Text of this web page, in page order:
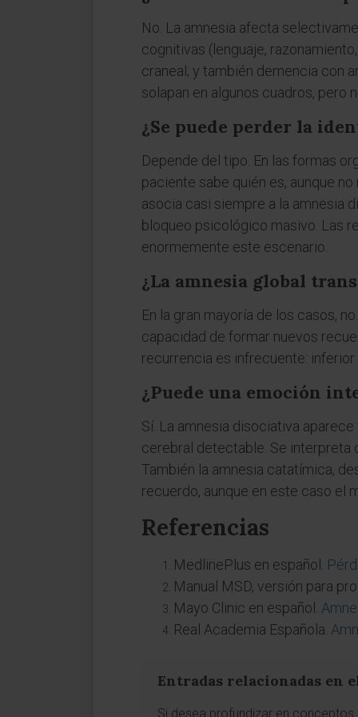
No. La amnesia afecta
cognitivas (lenguaje,
craneal; y también demencia con
solapan en algunos cuadros, pero
¿Se puede perder la
Depende del tipo. En las formas
paciente sabe quién es, aunque
asocia casi siempre a la amnesia
bloqueo psicológico masivo. Las
enormemente este escenario.
¿La amnesia global
En la gran mayoría de los casos,
capacidad de formar nuevos
recurrencia es infrecuente: inferior
¿Puede una emoción
Sí. La amnesia disociativa
cerebral detectable. Se interpreta
También la amnesia catatímica,
recuerdo, aunque en este caso el
Referencias
MedlinePlus en español.
Manual MSD, versión para
Mayo Clinic en español.
Real Academia Española.
Entradas relacionadas en
Si desea profundizar en